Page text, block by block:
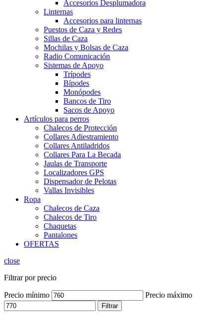
Accesorios Desplumadora
Linternas
Accesorios para linternas
Puestos de Caza y Redes
Sillas de Caza
Mochilas y Bolsas de Caza
Radio Comunicación
Sistemas de Apoyo
Trípodes
Bípodes
Monópodes
Bancos de Tiro
Sacos de Apoyo
Artículos para perros
Chalecos de Protección
Collares Adiestramiento
Collares Antiladridos
Collares Para La Becada
Jaulas de Transporte
Localizadores GPS
Dispensador de Pelotas
Vallas Invisibles
Ropa
Chalecos de Caza
Chalecos de Tiro
Chaquetas
Pantalones
OFERTAS
close
Filtrar por precio
Precio mínimo Precio máximo
Filtrar